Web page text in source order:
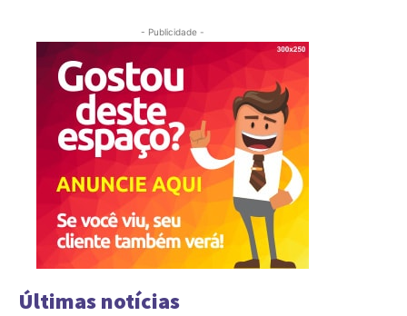
- Publicidade -
Últimas notícias